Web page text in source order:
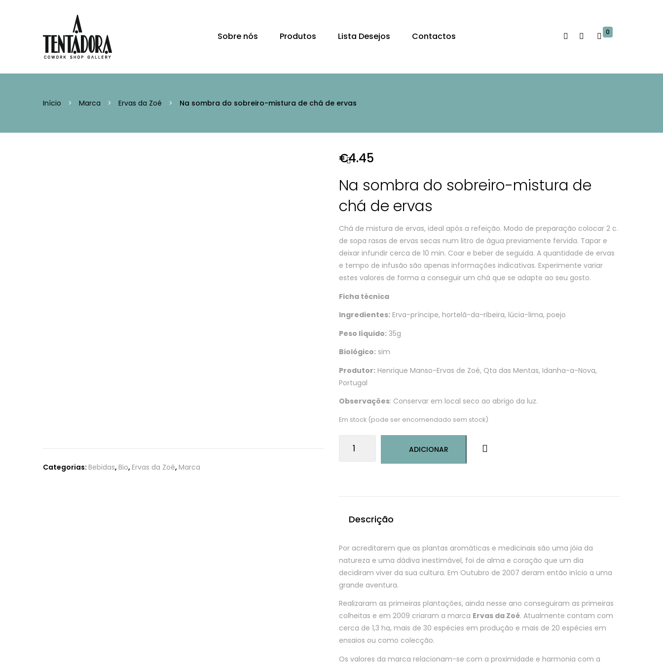
Sobre nós Produtos Lista Desejos Contactos 0
Início > Marca > Ervas da Zoé > Na sombra do sobreiro-mistura de chá de ervas
Categorias: Bebidas, Bio, Ervas da Zoé, Marca
€4.45
Na sombra do sobreiro-mistura de
chá de ervas
Chá de mistura de ervas, ideal após a refeição. Modo de preparação colocar 2 c.
de sopa rasas de ervas secas num litro de água previamente fervida. Tapar e
deixar infundir cerca de 10 min. Coar e beber de seguida. A quantidade de ervas
e tempo de infusão são apenas informações indicativas. Experimente variar
estes valores de forma a conseguir um chá que se adapte ao seu gosto.
Ficha técnica
Ingredientes: Erva-príncipe, hortelã-da-ribeira, lúcia-lima, poejo
Peso líquido: 35g
Biológico: sim
Produtor: Henrique Manso-Ervas de Zoé, Qta das Mentas, Idanha-a-Nova,
Portugal
Observações: Conservar em local seco ao abrigo da luz.
Em stock (pode ser encomendado sem stock)
mistura
de
ervas
ADICIONAR
Descrição
Por acreditarem que as plantas aromáticas e medicinais são uma jóia da
natureza e uma dádiva inestimável, foi de alma e coração que um dia
decidiram viver da sua cultura. Em Outubro de 2007 deram então início a uma
grande aventura.
Realizaram as primeiras plantações, ainda nesse ano conseguiram as primeiras
colheitas e em 2009 criaram a marca Ervas da Zoé. Atualmente contam com
cerca de 1,3 ha, mais de 30 espécies em produção e mais de 20 espécies em
ensaios ou como colecção.
Os valores da marca relacionam-se com a proximidade e harmonia com a